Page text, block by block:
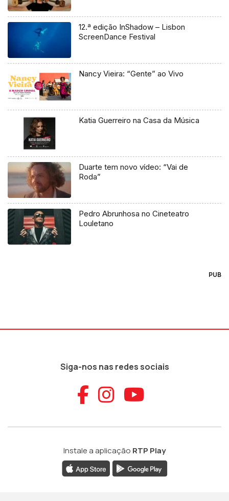
12.ª edição InShadow – Lisbon
ScreenDance Festival
Nancy Vieira: “Gente” ao Vivo
Katia Guerreiro na Casa da Música
Duarte tem novo vídeo: “Vai de
Roda”
Pedro Abrunhosa no Cineteatro
Louletano
PUB
Siga-nos nas redes sociais
Aceder ao
Aceder ao
Aceder
Instale a aplicação RTP Play